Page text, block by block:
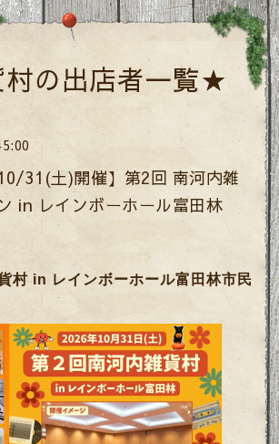
の出店者一覧★
31(土)開催】第2回 南河内雑
in レインボーホール富田林
村 in レインボーホール富田林市民